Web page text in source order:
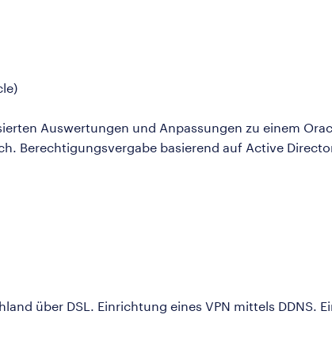
Auswertungen und Anpassungen zu einem
Berechtigungsvergabe basierend auf Active
über DSL. Einrichtung eines VPN mittels DDNS.